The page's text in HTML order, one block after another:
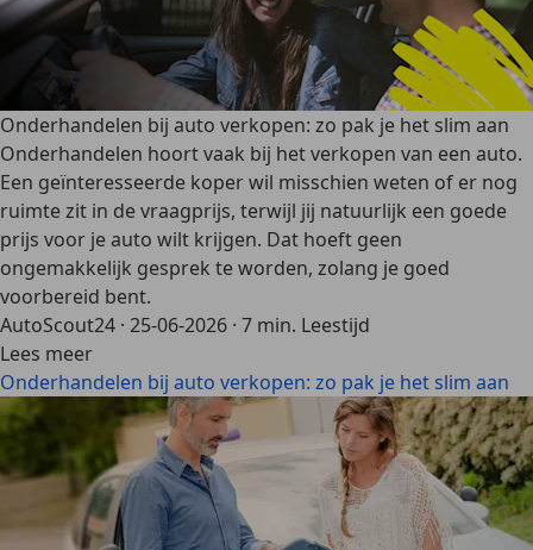
Onderhandelen bij auto verkopen: zo pak je het slim aan
Onderhandelen hoort vaak bij het verkopen van een auto.
Een geïnteresseerde koper wil misschien weten of er nog
ruimte zit in de vraagprijs, terwijl jij natuurlijk een goede
prijs voor je auto wilt krijgen. Dat hoeft geen
ongemakkelijk gesprek te worden, zolang je goed
voorbereid bent.
AutoScout24 · 25-06-2026 · 7 min. Leestijd
Lees meer
Onderhandelen bij auto verkopen: zo pak je het slim aan